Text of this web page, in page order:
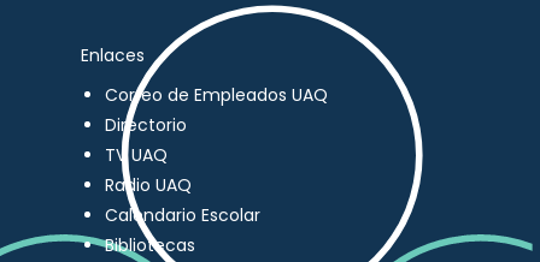
Enlaces
Correo de Empleados UAQ
Directorio
TV UAQ
Radio UAQ
Calendario Escolar
Bibliotecas